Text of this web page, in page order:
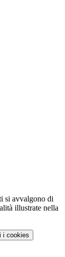
si avvalgono di
illustrate nella
i cookies